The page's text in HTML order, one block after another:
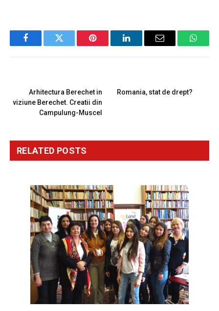
FacebookTwitter Pinterest LinkedInEmail
Arhitectura Berechet in
viziune Berechet. Creatii din
Campulung-Muscel
Romania, stat de drept?
RELATED POSTS